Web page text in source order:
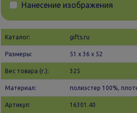
Нанесение изображения
Каталог: gifts.ru
Размеры: 51 х 36 x 52
Вес товара (г.): 325
Материал: полиэстер 100%,
Артикул: 16301.40